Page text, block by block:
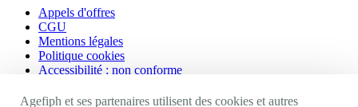
Appels d'offres
CGU
Mentions légales
Politique cookies
Accessibilité : non conforme
Agefiph et ses partenaires utilisent des cookies et autres